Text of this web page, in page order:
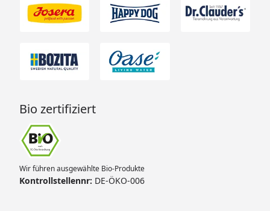
Bio zertifiziert
Wir führen ausgewählte Bio-Produkte
Kontrollstellennr: DE-ÖKO-006